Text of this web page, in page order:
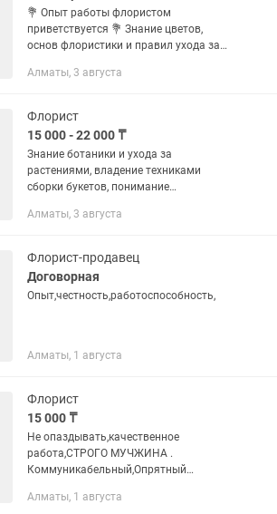
💐 Опыт работы флористом
приветствуется 💐 Знание цветов,
основ флористики и правил ухода за
собирать современные, стильные и
Хорошее...
Алматы, 3 августа
Флорист
15 000 - 22 000 ₸
Знание ботаники и ухода за
растениями, владение техниками
сборки букетов, понимание
работе важны эстетический вкус.
Алматы, 3 августа
Флорист-продавец
Договорная
Опыт,честность,работоспособность,
Алматы, 1 августа
Флорист
15 000 ₸
Не опаздывать,качественное
работа,СТРОГО МУЧЖИНА .
Коммуникабельный,Опрятный
Стажировка:1 день Возраст 18 лет
Алматы, 1 августа